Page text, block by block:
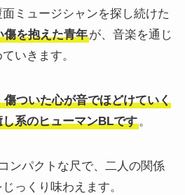
ミュージシャンを探し続けた
傷を抱えた青年が、音楽を通じ
いきます。
ついた心が音でほどけていく
系のヒューマンBLです。
ンパクトな尺で、二人の関係
っくり味わえます。